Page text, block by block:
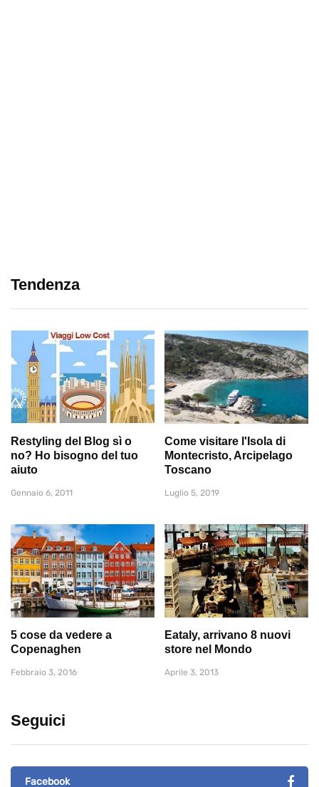
Tendenza
Restyling del Blog sì o
no? Ho bisogno del tuo
aiuto
Gennaio 6, 2011
Come visitare l'Isola di
Montecristo, Arcipelago
Toscano
Luglio 5, 2019
5 cose da vedere a
Copenaghen
Febbraio 3, 2016
Eataly, arrivano 8 nuovi
store nel Mondo
Aprile 3, 2013
Seguici
Facebook